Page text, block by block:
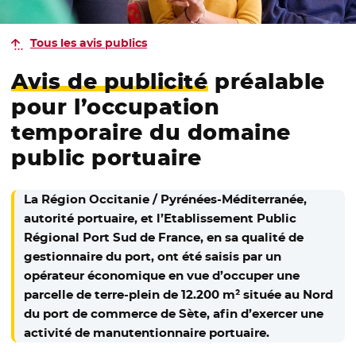
Tous les avis publics
Avis de publicitépréalable
pour l’occupation
temporaire du domaine
public portuaire
La Région Occitanie / Pyrénées-Méditerranée,
autorité portuaire, et l’Etablissement Public
Régional Port Sud de France, en sa qualité de
gestionnaire du port, ont été saisis par un
opérateur économique en vue d’occuper une
parcelle de terre-plein de 12.200 m² située au Nord
du port de commerce de Sète, afin d’exercer une
activité de manutentionnaire portuaire.